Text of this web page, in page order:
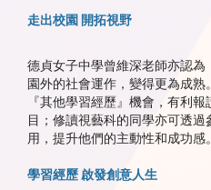
走出校園 開拓視野
德貞女子中學曾維深老師亦認
園外的社會運作，變得更為成
『其他學習經歷』機會，有利
目；修讀視藝科的同學亦可透
用，提升他們的主動性和成功感
學習經歷 啟發創意人生